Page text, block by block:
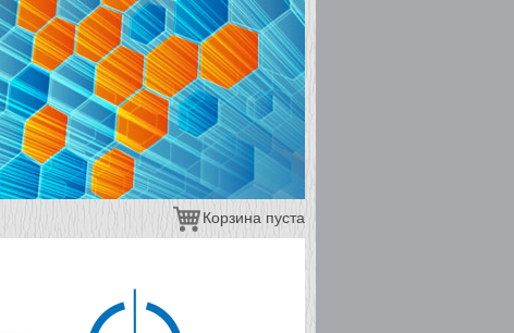
Корзина пуста